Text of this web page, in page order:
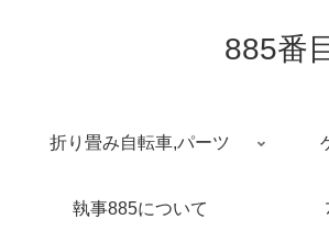
885番
折り畳み自転車,パーツ
執事885について